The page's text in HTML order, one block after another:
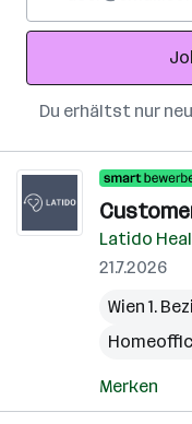
Adresse
Du erhältst nur
Latido
21.7.2026
Wien 1.
Merken